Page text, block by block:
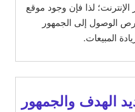
لذا فإن وجود موقع
الوصول إلى الجمهور
المبيعات.
تحديد الهدف والجمهور